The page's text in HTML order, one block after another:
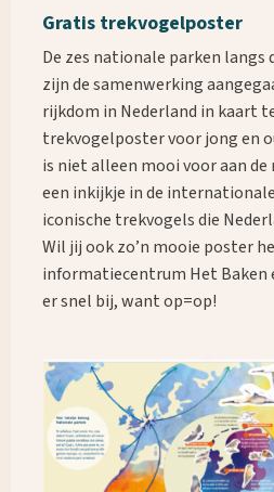
Gratis trekvogelposter
De zes nationale parken langs
zijn de samenwerking
rijkdom in Nederland in kaart
trekvogelposter voor jong en
is niet alleen mooi voor aan
een inkijkje in de
iconische trekvogels die
Wil jij ook zo’n mooie poster
informatiecentrum Het Baken
er snel bij, want op=op!